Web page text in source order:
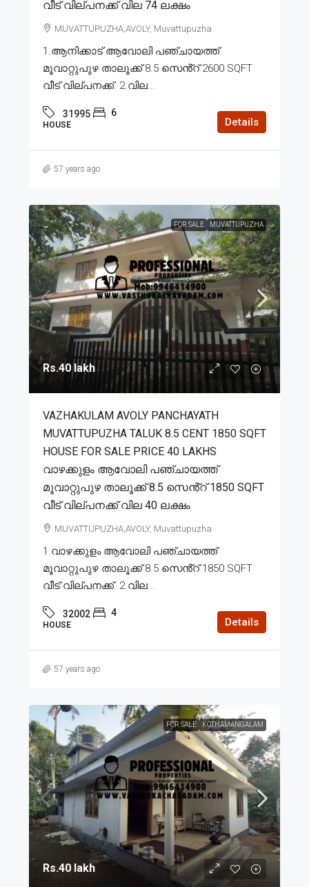
വീട് വില്പനക്ക് വില 74 ലക്ഷം
MUVATTUPUZHA,AVOLY, Muvattupuzha
1.ആനിക്കാട് ആവോലി പഞ്ചായത്ത്
മൂവാറ്റുപുഴ താലൂക്ക് 8.5 സെൻ്റ് 2600 SQFT
വീട് വില്പനക്ക്. 2.വില...
31995 6
HOUSE Details
57 years ago
FOR SALE MUVATTUPUZHA
Rs.40 lakh
VAZHAKULAM AVOLY PANCHAYATH
MUVATTUPUZHA TALUK 8.5 CENT 1850 SQFT
HOUSE FOR SALE PRICE 40 LAKHS
വാഴക്കുളം ആവോലി പഞ്ചായത്ത്
മൂവാറ്റുപുഴ താലൂക്ക് 8.5 സെൻ്റ് 1850 SQFT
വീട് വില്പനക്ക് വില 40 ലക്ഷം
MUVATTUPUZHA,AVOLY, Muvattupuzha
1.വാഴക്കുളം ആവോലി പഞ്ചായത്ത്
മൂവാറ്റുപുഴ താലൂക്ക് 8.5 സെൻ്റ് 1850 SQFT
വീട് വില്പനക്ക്. 2.വില...
32002 4
HOUSE Details
57 years ago
FOR SALE KOTHAMANGALAM
Rs.40 lakh